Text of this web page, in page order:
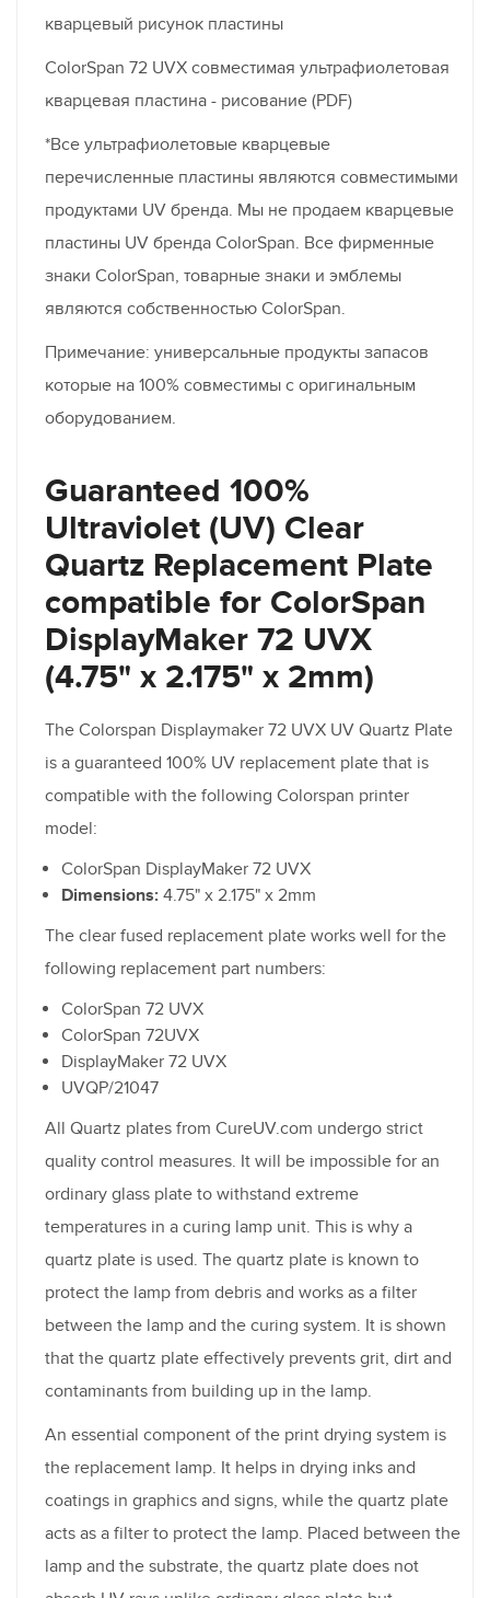
кварцевый рисунок пластины
ColorSpan 72 UVX совместимая ультрафиолетовая
кварцевая пластина - рисование (PDF)
*Все ультрафиолетовые кварцевые
перечисленные пластины являются совместимыми
продуктами UV бренда. Мы не продаем кварцевые
пластины UV бренда ColorSpan. Все фирменные
знаки ColorSpan, товарные знаки и эмблемы
являются собственностью ColorSpan.
Примечание: универсальные продукты запасов
которые на 100% совместимы с оригинальным
оборудованием.
Guaranteed 100%
Ultraviolet (UV) Clear
Quartz Replacement Plate
compatible for ColorSpan
DisplayMaker 72 UVX
(4.75" x 2.175" x 2mm)
The Colorspan Displaymaker 72 UVX UV Quartz Plate
is a guaranteed 100% UV replacement plate that is
compatible with the following Colorspan printer
model:
ColorSpan DisplayMaker 72 UVX
Dimensions: 4.75" x 2.175" x 2mm
The clear fused replacement plate works well for the
following replacement part numbers:
ColorSpan 72 UVX
ColorSpan 72UVX
DisplayMaker 72 UVX
UVQP/21047
All Quartz plates from CureUV.com undergo strict
quality control measures. It will be impossible for an
ordinary glass plate to withstand extreme
temperatures in a curing lamp unit. This is why a
quartz plate is used. The quartz plate is known to
protect the lamp from debris and works as a filter
between the lamp and the curing system. It is shown
that the quartz plate effectively prevents grit, dirt and
contaminants from building up in the lamp.
An essential component of the print drying system is
the replacement lamp. It helps in drying inks and
coatings in graphics and signs, while the quartz plate
acts as a filter to protect the lamp. Placed between the
lamp and the substrate, the quartz plate does not